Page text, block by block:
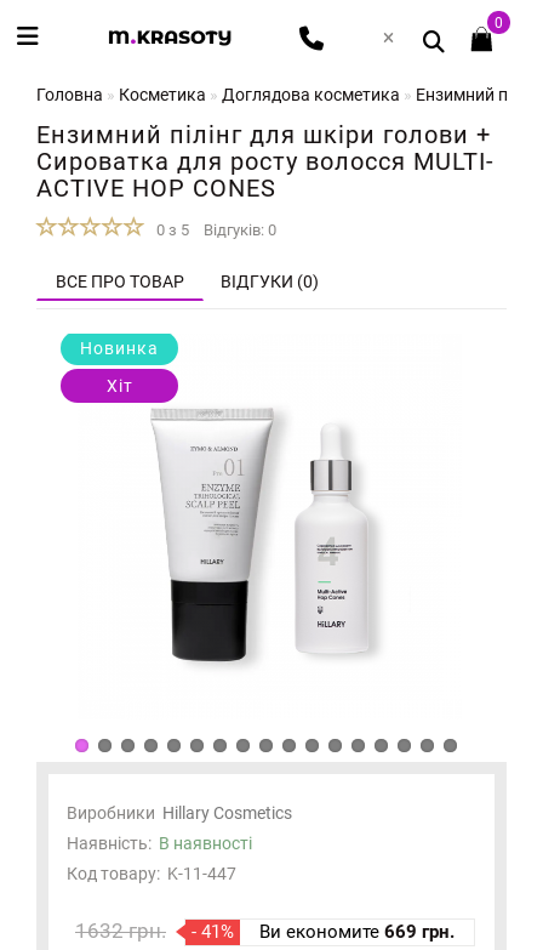
0
Головна Косметика Доглядова косметика Ензимний
Ензимний пілінг для шкіри голови +
Сироватка для росту волосся MULTI-
ACTIVE HOP CONES
0 з 5 Відгуків: 0
ВСЕ ПРО ТОВАР ВІДГУКИ (0)
Новинка
Хіт
Виробники Hillary Cosmetics
Наявність: В наявності
Код товару: K-11-447
1632 грн. - 41% Ви економите 669 грн.